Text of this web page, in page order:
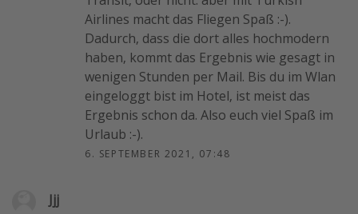
Airlines macht das Fliegen Spaß :-).
Dadurch, dass die dort alles hochmodern
haben, kommt das Ergebnis wie gesagt in
wenigen Stunden per Mail. Bis du im Wlan
eingeloggt bist im Hotel, ist meist das
Ergebnis schon da. Also euch viel Spaß im
Urlaub :-).
6. SEPTEMBER 2021, 07:48
Jjj